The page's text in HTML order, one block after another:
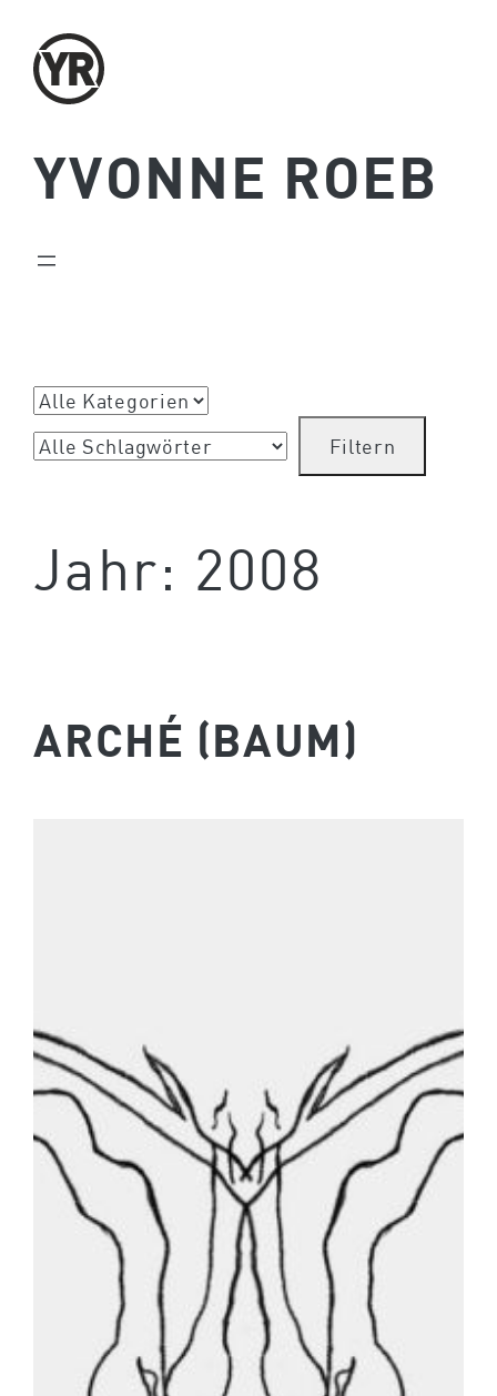
Inhalt
springen
YVONNE ROEB
Jahr: 2008
ARCHÉ (BAUM)